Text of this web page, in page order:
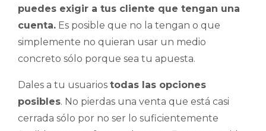
puedes exigir a tus cliente que tengan una
cuenta. Es posible que no la tengan o que
simplemente no quieran usar un medio
concreto sólo porque sea tu apuesta.
Dales a tu usuarios todas las opciones
posibles. No pierdas una venta que está casi
cerrada sólo por no ser lo suficientemente